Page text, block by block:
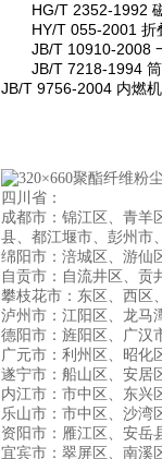
HG/T 2352-1992
HY/T 055-2001 折
JB/T 10910-2008
JB/T 7218-1994
JB/T 9756-2004 内燃
四川省：
成都市：锦江区、青羊
县、都江堰市、彭州市
绵阳市：涪城区、游仙
自贡市：自流井区、贡
攀枝花市：东区、西区
泸州市：江阳区、龙马
德阳市：旌阳区、广汉
广元市：利州区、昭化
遂宁市：船山区、安居
内江市：市中区、东兴
乐山市：市中区、沙湾
资阳市：雁江区、安岳
宜宾市：翠屏区、南溪